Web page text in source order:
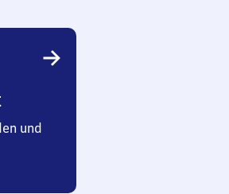
und